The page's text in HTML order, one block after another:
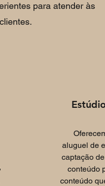
para atender às
aluguel de
captação
conteúdo
conteúdo